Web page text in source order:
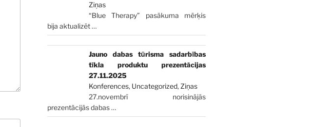
Ziņas
“Blue Therapy” pasākuma mērķis
bija aktualizēt…
Jauno dabas tūrisma sadarbības
tīkla produktu prezentācijas
27.11.2025
Konferences, Uncategorized, Ziņas
27.novembrī norisinājās
prezentācijās dabas…